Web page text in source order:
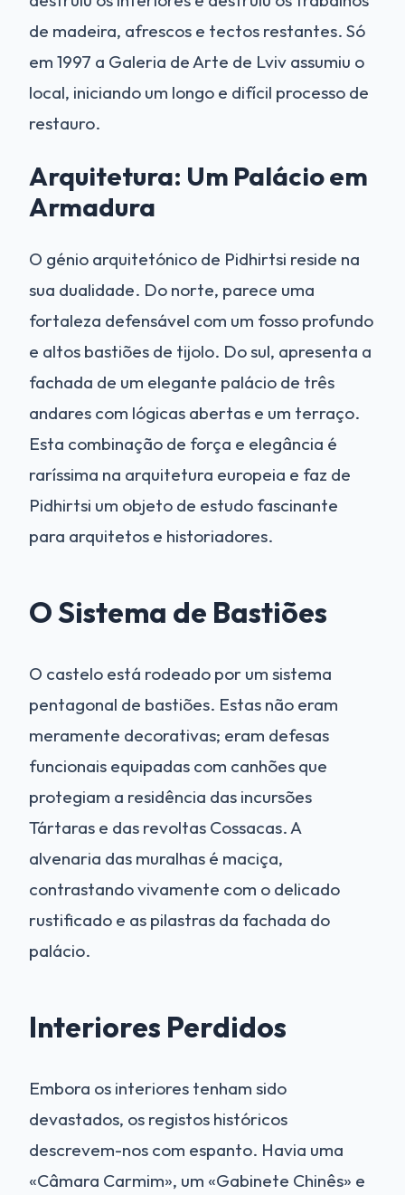
de madeira, afrescos e tectos restantes. Só
em 1997 a Galeria de Arte de Lviv assumiu o
local, iniciando um longo e difícil processo de
restauro.
Arquitetura: Um Palácio em
Armadura
O génio arquitetónico de Pidhirtsi reside na
sua dualidade. Do norte, parece uma
fortaleza defensável com um fosso profundo
e altos bastiões de tijolo. Do sul, apresenta a
fachada de um elegante palácio de três
andares com lógicas abertas e um terraço.
Esta combinação de força e elegância é
raríssima na arquitetura europeia e faz de
Pidhirtsi um objeto de estudo fascinante
para arquitetos e historiadores.
O Sistema de Bastiões
O castelo está rodeado por um sistema
pentagonal de bastiões. Estas não eram
meramente decorativas; eram defesas
funcionais equipadas com canhões que
protegiam a residência das incursões
Tártaras e das revoltas Cossacas. A
alvenaria das muralhas é maciça,
contrastando vivamente com o delicado
rustificado e as pilastras da fachada do
palácio.
Interiores Perdidos
Embora os interiores tenham sido
devastados, os registos históricos
descrevem-nos com espanto. Havia uma
«Câmara Carmim», um «Gabinete Chinês» e